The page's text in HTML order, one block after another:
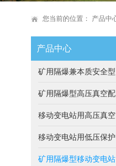
您当前的位置： 产品中
站
产品中心
矿用隔爆兼本质安全型
矿用隔爆型高压真空配
移动变电站用高压真空
移动变电站用低压保护
矿用隔爆型移动变电站